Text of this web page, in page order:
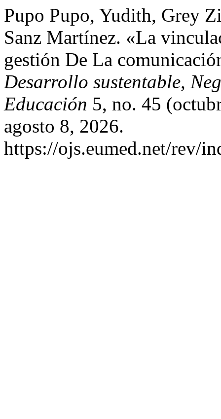
Pupo Pupo, Yudith, Grey
Sanz Martínez. «La
gestión De La
Desarrollo sustentable,
Educación 5, no. 45
agosto 8, 2026.
https://ojs.eumed.net/rev/